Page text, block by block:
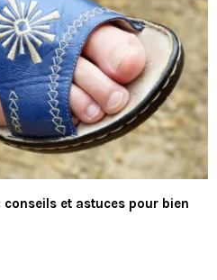
et astuces pour bien